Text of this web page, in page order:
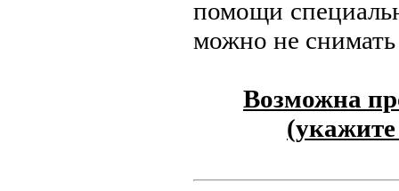
помощи
можно не
Возможна
(укажите